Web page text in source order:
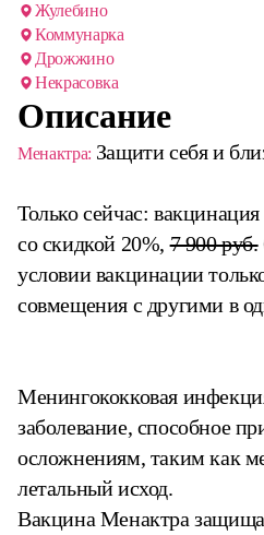
Жулебино
Коммунарка
Дрожжино
Некрасовка
Описание
Менактра: Защити себя и
Только сейчас:
со скидкой 20%,7 900 руб.
условии вакцинации
совмещения с другими в
Менингококковая
заболевание, способное
осложнениям, таким как
летальный исход.
Вакцина Менактра